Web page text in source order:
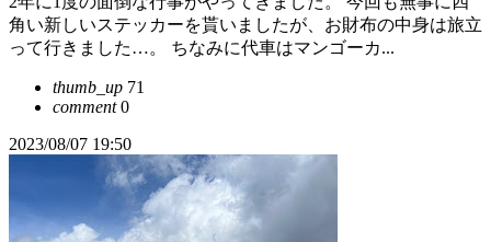
角い新しいステッカーを貰いましたが、お財布の中身は旅立
って行きました…。 ちなみに代車はマンゴーカ...
thumb_up 71
comment0
2023/08/07 19:50